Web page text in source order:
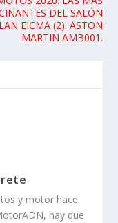
DEL SALÓN
EICMA (2). ASTON
MARTIN AMB001.
y motor hace
hay que